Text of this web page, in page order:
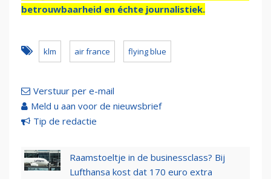
betrouwbaarheid en échte journalistiek.
klm air france flying blue
Verstuur per e-mail
Meld u aan voor de nieuwsbrief
Tip de redactie
Raamstoeltje in de businessclass? Bij
Lufthansa kost dat 170 euro extra